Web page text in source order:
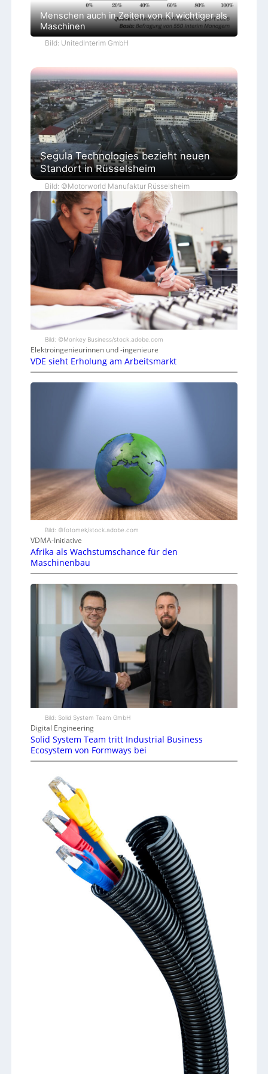
Menschen auch in Zeiten von KI wichtiger als
Maschinen
Bild: UnitedInterim GmbH
Segula Technologies bezieht neuen
Standort in Rüsselsheim
Bild: ©Motorworld Manufaktur Rüsselsheim
Bild: ©Monkey Business/stock.adobe.com
Elektroingenieurinnen und -ingenieure
VDE sieht Erholung am Arbeitsmarkt
Bild: ©fotomek/stock.adobe.com
VDMA-Initiative
Afrika als Wachstumschance für den
Maschinenbau
Bild: Solid System Team GmbH
Digital Engineering
Solid System Team tritt Industrial Business
Ecosystem von Formways bei